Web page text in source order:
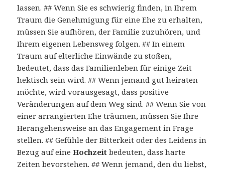
lassen. ## Wenn Sie es schwierig finden, in Ihrem
Traum die Genehmigung für eine Ehe zu erhalten,
müssen Sie aufhören, der Familie zuzuhören, und
Ihrem eigenen Lebensweg folgen. ## In einem
Traum auf elterliche Einwände zu stoßen,
bedeutet, dass das Familienleben für einige Zeit
hektisch sein wird. ## Wenn jemand gut heiraten
möchte, wird vorausgesagt, dass positive
Veränderungen auf dem Weg sind. ## Wenn Sie von
einer arrangierten Ehe träumen, müssen Sie Ihre
Herangehensweise an das Engagement in Frage
stellen. ## Gefühle der Bitterkeit oder des Leidens in
Bezug auf eineHochzeit bedeuten, dass harte
Zeiten bevorstehen. ## Wenn jemand, den du liebst,